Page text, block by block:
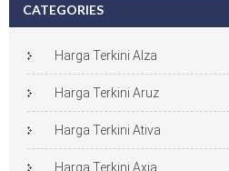
CATEGORIES
Harga Terkini Alza
Harga Terkini Aruz
Harga Terkini Ativa
Harga Terkini Axia